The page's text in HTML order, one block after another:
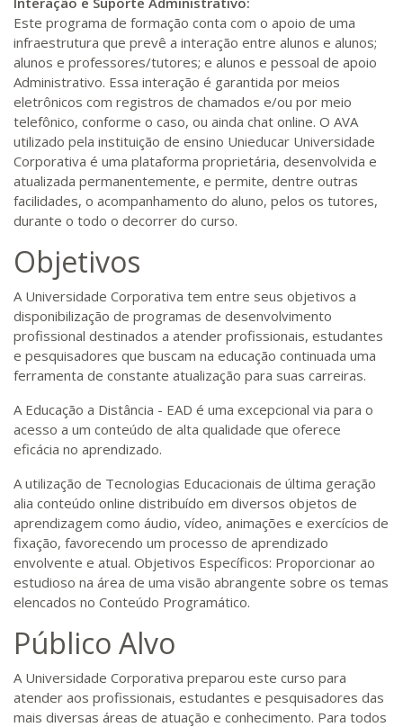
Este programa de formação conta com o apoio de uma
infraestrutura que prevê a interação entre alunos e alunos;
alunos e professores/tutores; e alunos e pessoal de apoio
Administrativo. Essa interação é garantida por meios
eletrônicos com registros de chamados e/ou por meio
telefônico, conforme o caso, ou ainda chat online. O AVA
utilizado pela instituição de ensino Unieducar Universidade
Corporativa é uma plataforma proprietária, desenvolvida e
atualizada permanentemente, e permite, dentre outras
facilidades, o acompanhamento do aluno, pelos os tutores,
durante o todo o decorrer do curso.
Objetivos
A Universidade Corporativa tem entre seus objetivos a
disponibilização de programas de desenvolvimento
profissional destinados a atender profissionais, estudantes
e pesquisadores que buscam na educação continuada uma
ferramenta de constante atualização para suas carreiras.
A Educação a Distância - EAD é uma excepcional via para o
acesso a um conteúdo de alta qualidade que oferece
eficácia no aprendizado.
A utilização de Tecnologias Educacionais de última geração
alia conteúdo online distribuído em diversos objetos de
aprendizagem como áudio, vídeo, animações e exercícios de
fixação, favorecendo um processo de aprendizado
envolvente e atual. Objetivos Específicos: Proporcionar ao
estudioso na área de uma visão abrangente sobre os temas
elencados no Conteúdo Programático.
Público Alvo
A Universidade Corporativa preparou este curso para
atender aos profissionais, estudantes e pesquisadores das
mais diversas áreas de atuação e conhecimento. Para todos